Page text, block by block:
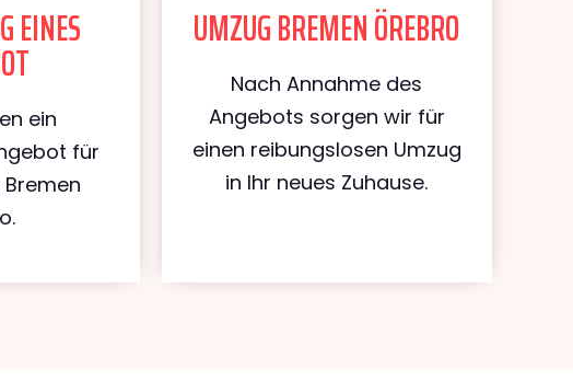
EINES
ein
für
UMZUG BREMEN ÖREBRO
Nach Annahme des
Angebots sorgen wir für
einen reibungslosen Umzug
in Ihr neues Zuhause.